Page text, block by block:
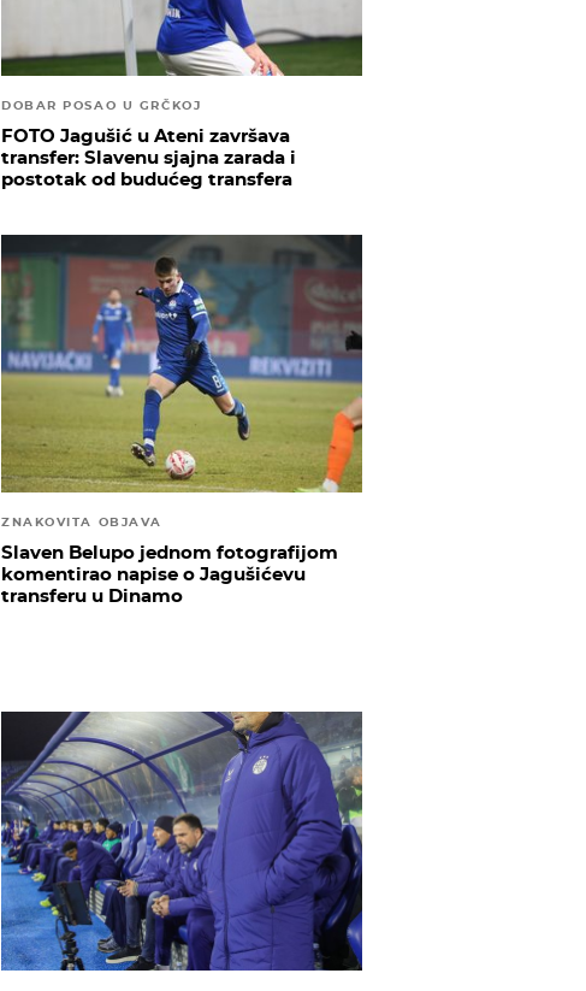
DOBAR POSAO U GRČKOJ
FOTO Jagušić u Ateni završava
transfer: Slavenu sjajna zarada i
postotak od budućeg transfera
ZNAKOVITA OBJAVA
Slaven Belupo jednom fotografijom
komentirao napise o Jagušićevu
transferu u Dinamo